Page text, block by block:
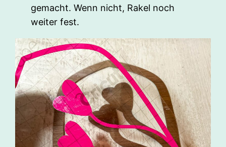
gemacht. Wenn nicht, Rakel noch
weiter fest.